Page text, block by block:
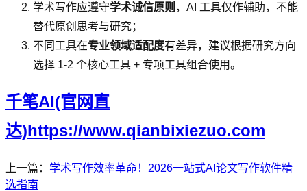
学术写作应遵守学术诚信原则 ，AI 工具仅作辅助，不能
替代原创思考与研究；
不同工具在专业领域适配度有差异，建议根据研究方向
选择 1-2 个核心工具 + 专项工具组合使用。
千笔AI(官网直
达)https://www.qianbixiezuo.com
上一篇： 学术写作效率革命！2026一站式AI论文写作软件精
选指南